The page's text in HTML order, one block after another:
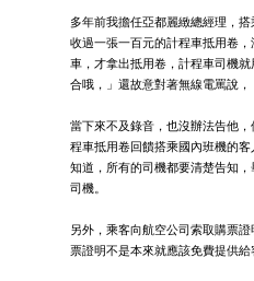
多年前我擔任亞都麗緻總經理，
收過一張一百元的計程車抵用卷
車，才拿出抵用卷，計程車司機
合哦，」還故意對著無線電罵說，
當下來不及錄音，也沒辦法告他
程車抵用卷回饋搭乘國內班機的
知道，所有的司機都要清楚告知
司機。
另外，乘客向航空公司索取購票
票證明不是本來就應該免費提供給